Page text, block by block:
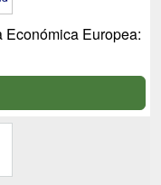
Económica Europea: